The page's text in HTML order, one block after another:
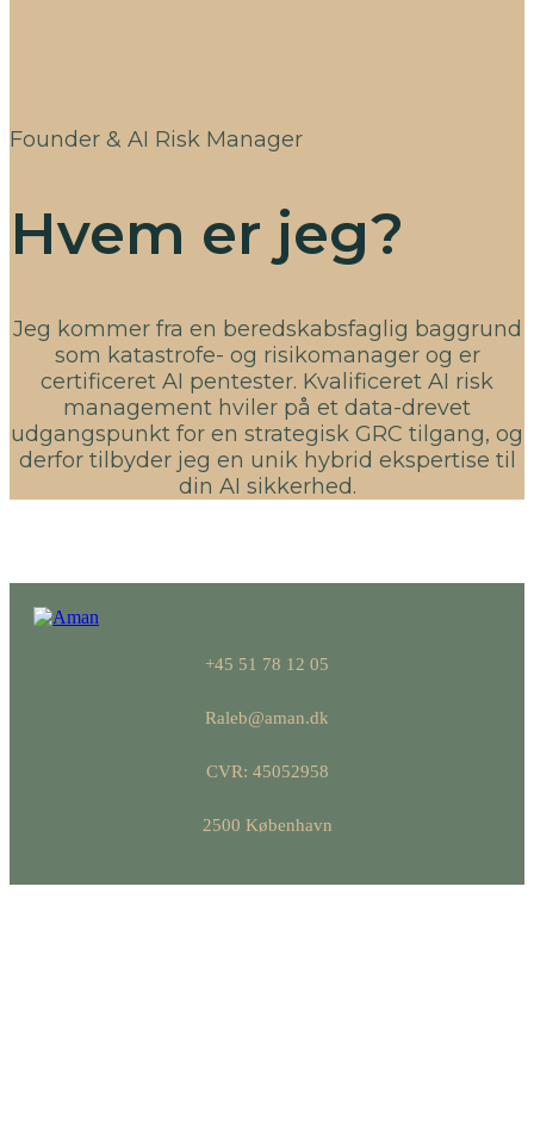
Founder & AI Risk Manager
Hvem er jeg?
Jeg kommer fra en beredskabsfaglig baggrund
som katastrofe- og risikomanager og er
certificeret AI pentester. Kvalificeret AI risk
management hviler på et data-drevet
udgangspunkt for en strategisk GRC tilgang, og
derfor tilbyder jeg en unik hybrid ekspertise til
din AI sikkerhed.
+45 51 78 12 05
Raleb@aman.dk
CVR: 45052958
2500 København